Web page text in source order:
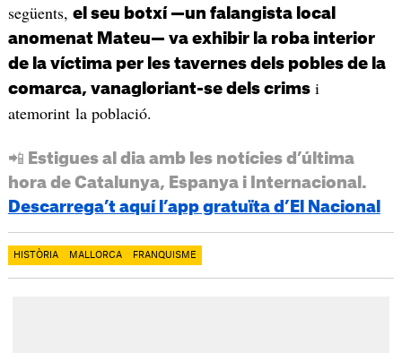
següents, el seu botxí —un falangista local
anomenat Mateu— va exhibir la roba interior
de la víctima per les tavernes dels pobles de la
comarca, vanagloriant-se dels crimsi
atemorint la població.
📲 Estigues al dia amb les notícies d’última
hora de Catalunya, Espanya i Internacional.
Descarrega’t aquí l’app gratuïta d’El Nacional
HISTÒRIA MALLORCA FRANQUISME